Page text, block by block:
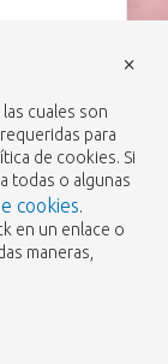
cuales son
para
de cookies. Si
todas o algunas
cookies.
en un enlace o
maneras,
×